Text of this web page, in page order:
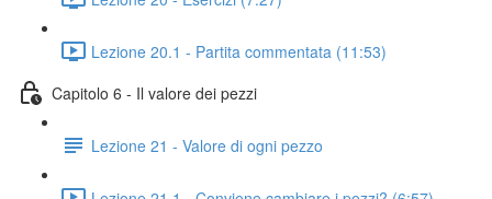
Lezione 20.1 - Partita commentata (11:53)
Capitolo 6 - Il valore dei pezzi
Lezione 21 - Valore di ogni pezzo